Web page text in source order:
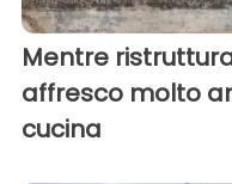
Mentre
affresco molto
cucina